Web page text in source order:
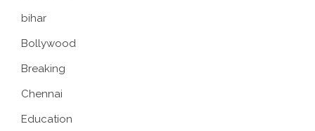
bihar
Bollywood
Breaking
Chennai
Education